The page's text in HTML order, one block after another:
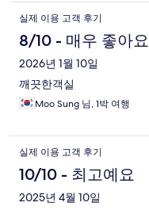
실제 이용 고객 후기
8/10 - 매우 좋아요
2026년 1월 10일
깨끗한객실
Moo Sung 님, 1박 여행
실제 이용 고객 후기
10/10 - 최고예요
2025년 4월 10일